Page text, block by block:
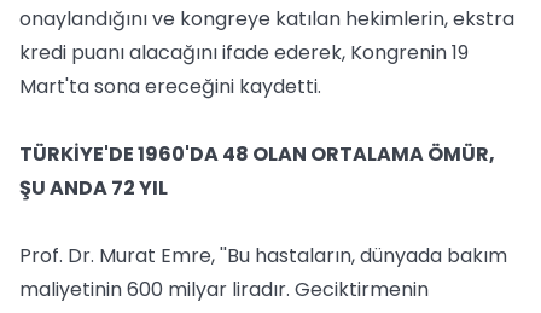
onaylandığını ve kongreye katılan hekimlerin, ekstra
kredi puanı alacağını ifade ederek, Kongrenin 19
Mart'ta sona ereceğini kaydetti.
TÜRKİYE'DE 1960'DA 48 OLAN ORTALAMA ÖMÜR,
ŞU ANDA 72 YIL
Prof. Dr. Murat Emre, ''Bu hastaların, dünyada bakım
maliyetinin 600 milyar liradır. Geciktirmenin